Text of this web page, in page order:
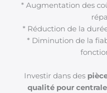
* Augmentation des
* Réduction de la
* Diminution de la
Investir dans des
qualité pour centrale